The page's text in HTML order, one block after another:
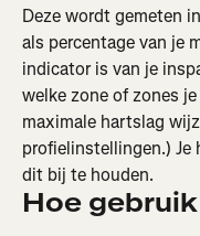
Deze wordt gemeten
als percentage van je
indicator is van je
welke zone of zones
maximale hartslag
profielinstellingen.) Je
dit bij te houden.
Hoe